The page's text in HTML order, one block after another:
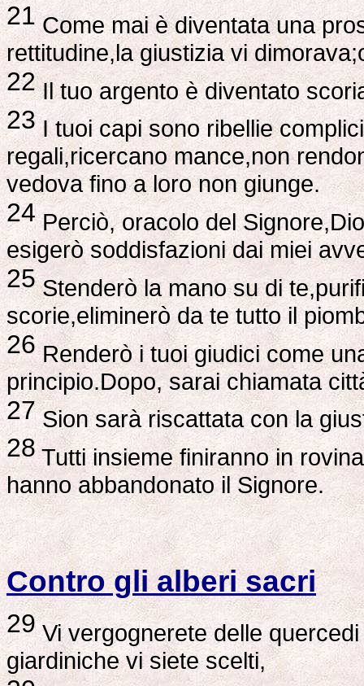
21Come mai è diventata una
rettitudine,la giustizia vi
22Il tuo argento è diventato
23I tuoi capi sono ribellie
regali,ricercano mance,non
vedova fino a loro non giunge.
24Perciò, oracolo del
esigerò soddisfazioni dai miei
25Stenderò la mano su di
scorie,eliminerò da te tutto il
26Renderò i tuoi giudici come
principio.Dopo, sarai chiamata
27Sion sarà riscattata con la
28Tutti insieme finiranno in
hanno abbandonato il Signore.
Contro gli alberi sacri
29Vi vergognerete delle
giardiniche vi siete scelti,